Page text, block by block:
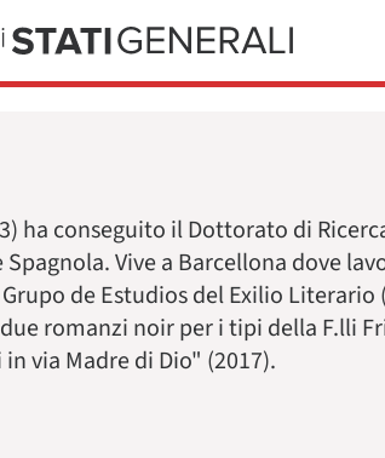
ha conseguito il Dottorato di
Spagnola. Vive a Barcellona dove
de Estudios del Exilio
romanzi noir per i tipi della F.lli
via Madre di Dio" (2017).